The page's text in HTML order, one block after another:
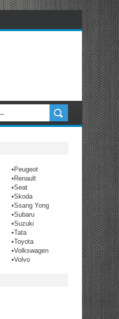
•Peugeot
•Renault
•Seat
•Skoda
•Ssang Yong
•Subaru
•Suzuki
•Tata
•Toyota
•Volkswagen
•Volvo